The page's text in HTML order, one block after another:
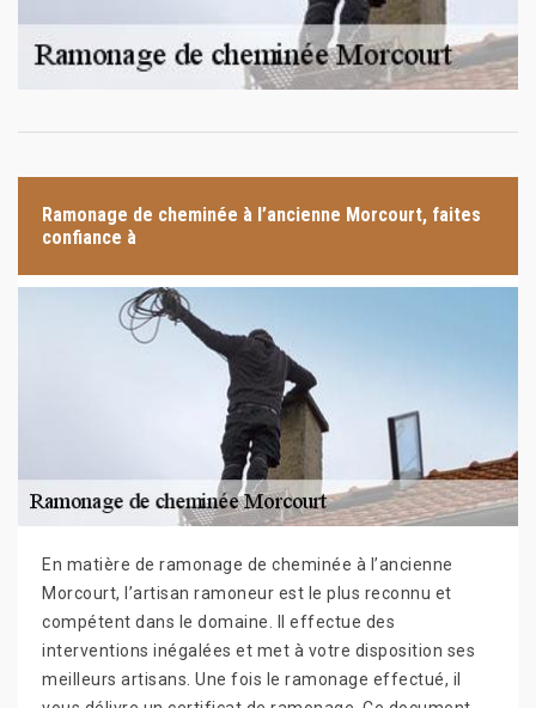
Ramonage de cheminée à l’ancienne Morcourt, faites
confiance à
En matière de ramonage de cheminée à l’ancienne
Morcourt, l’artisan ramoneur est le plus reconnu et
compétent dans le domaine. Il effectue des
interventions inégalées et met à votre disposition ses
meilleurs artisans. Une fois le ramonage effectué, il